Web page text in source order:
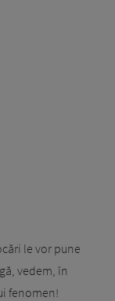
le vor pune
vedem, în
fenomen!